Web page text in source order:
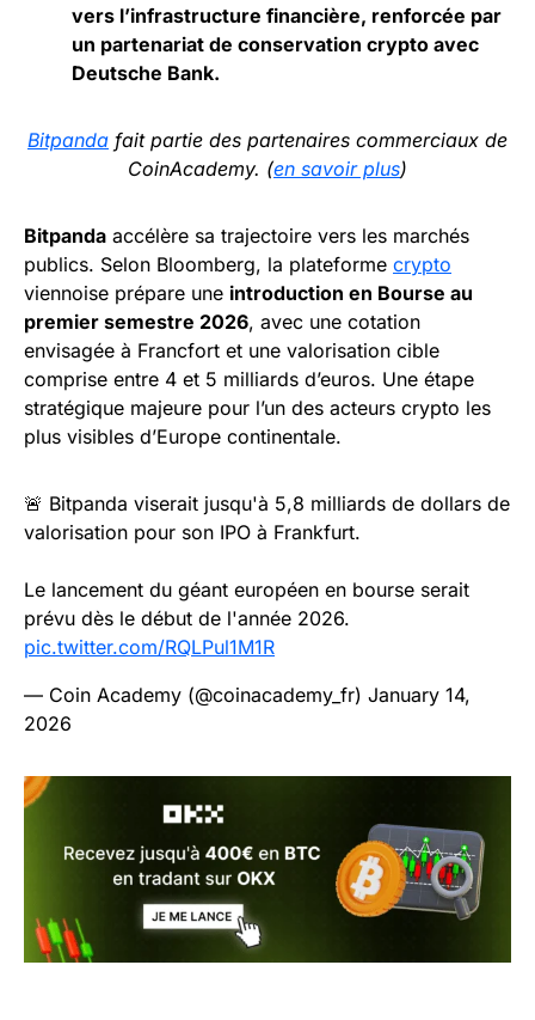
vers l’infrastructure financière, renforcée par
un partenariat de conservation crypto avec
Deutsche Bank.
Bitpanda fait partie des partenaires commerciaux de
CoinAcademy. (en savoir plus)
Bitpanda accélère sa trajectoire vers les marchés
publics. Selon Bloomberg, la plateforme crypto
viennoise prépare une introduction en Bourse au
premier semestre 2026, avec une cotation
envisagée à Francfort et une valorisation cible
comprise entre 4 et 5 milliards d’euros. Une étape
stratégique majeure pour l’un des acteurs crypto les
plus visibles d’Europe continentale.
🚨 Bitpanda viserait jusqu'à 5,8 milliards de dollars de
valorisation pour son IPO à Frankfurt.
Le lancement du géant européen en bourse serait
prévu dès le début de l'année 2026.
pic.twitter.com/RQLPul1M1R
— Coin Academy (@coinacademy_fr) January 14,
2026